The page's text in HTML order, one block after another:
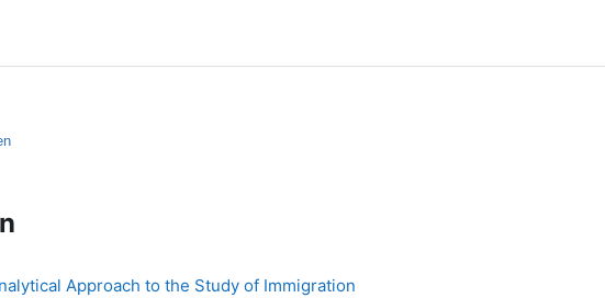
Approach to the Study of Immigration